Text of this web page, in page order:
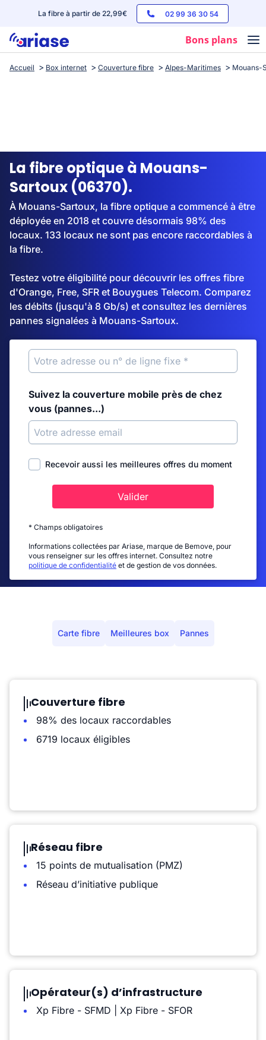
La fibre à partir de 22,99€ 02 99 36 30 54
Bons plans
Box internet
Streaming
Accueil Box internet Couverture fibre Alpes-Maritimes Mouans-
La fibre optique à Mouans-
Sartoux (06370).
À Mouans-Sartoux, la fibre optique a commencé à être
déployée en 2018 et couvre désormais 98% des
locaux. 133 locaux ne sont pas encore raccordables à
la fibre.
Testez votre éligibilité pour découvrir les offres fibre
d'Orange, Free, SFR et Bouygues Telecom. Comparez
les débits (jusqu'à 8 Gb/s) et consultez les dernières
pannes signalées à Mouans-Sartoux.
Suivez la couverture mobile près de chez
vous (pannes...)
Recevoir aussi les meilleures offres du moment
Valider
* Champs obligatoires
Informations collectées par Ariase, marque de Bemove, pour
vous renseigner sur les offres internet. Consultez notre
politique de confidentialité et de gestion de vos données.
Carte fibre Meilleures box Pannes
Couverture fibre
98% des locaux raccordables
6719 locaux éligibles
Réseau fibre
15 points de mutualisation (PMZ)
Réseau d’initiative publique
Opérateur(s) d’infrastructure
Xp Fibre - SFMD | Xp Fibre - SFOR